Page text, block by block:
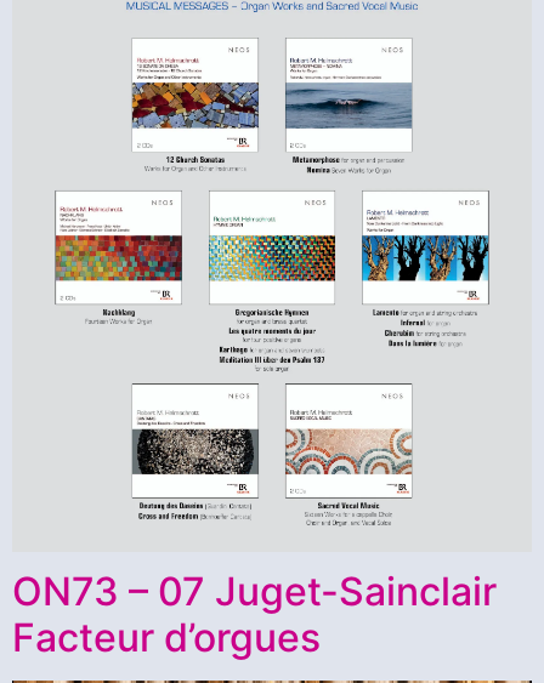
ON73 – 07 Juget-Sainclair
Facteur d’orgues